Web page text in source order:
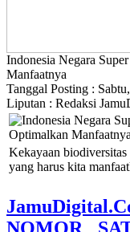
Indonesia Negara
Manfaatnya
Tanggal Posting :
Liputan : Redaksi
Kekayaan
yang harus kita